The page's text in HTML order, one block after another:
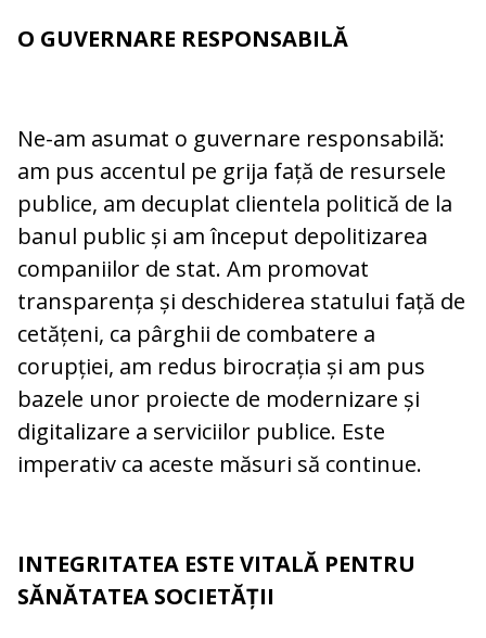
O GUVERNARE RESPONSABILĂ
Ne-am asumat o guvernare responsabilă:
am pus accentul pe grija față de resursele
publice, am decuplat clientela politică de la
banul public și am început depolitizarea
companiilor de stat. Am promovat
transparența și deschiderea statului față de
cetățeni, ca pârghii de combatere a
corupției, am redus birocrația și am pus
bazele unor proiecte de modernizare și
digitalizare a serviciilor publice. Este
imperativ ca aceste măsuri să continue.
INTEGRITATEA ESTE VITALĂ PENTRU
SĂNĂTATEA SOCIETĂȚII